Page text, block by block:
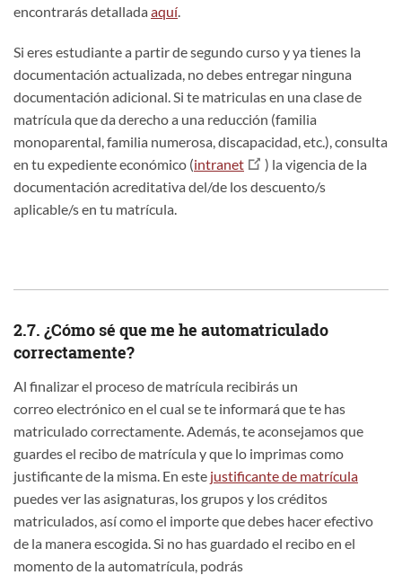
encontrarás detallada aquí
Si eres estudiante a partir de segundo curso y ya tienes la
documentación actualizada, no debes entregar ninguna
documentación adicional. Si te matriculas en una clase de
matrícula que da derecho a una reducción (familia
monoparental, familia numerosa, discapacidad, etc.), consulta
en tu expediente económico (intranet
) la vigencia de la
documentación acreditativa del/de los descuento/s
aplicable/s en tu matrícula.
2.7. ¿Cómo sé que me he automatriculado
correctamente?
Al finalizar el proceso de matrícula recibirás un
correo electrónico en el cual se te informará que te has
matriculado correctamente. Además, te aconsejamos que
guardes el recibo de matrícula y que lo imprimas como
justificante de la misma. En este justificante de matrícula
puedes ver las asignaturas, los grupos y los créditos
matriculados, así como el importe que debes hacer efectivo
de la manera escogida. Si no has guardado el recibo en el
momento de la automatrícula, podrás